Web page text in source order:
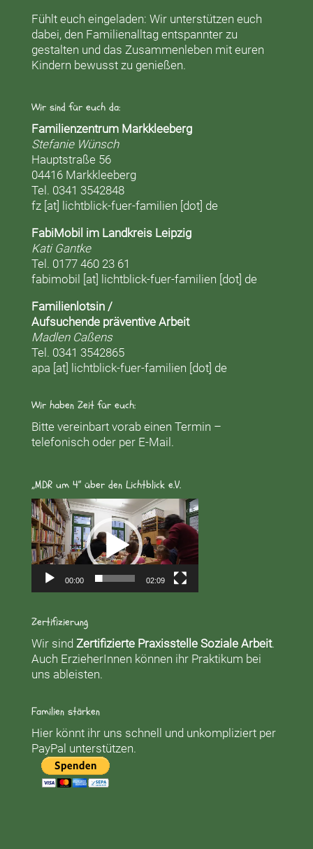
Fühlt euch eingeladen: Wir unterstützen euch
dabei, den Familienalltag entspannter zu
gestalten und das Zusammenleben mit euren
Kindern bewusst zu genießen.
Wir sind für euch da:
Familienzentrum Markkleeberg
Stefanie Wünsch
Hauptstraße 56
04416 Markkleeberg
Tel. 0341 3542848
fz [at] lichtblick-fuer-familien [dot] de
FabiMobil im Landkreis Leipzig
Kati Gantke
Tel. 0177 460 23 61
fabimobil [at] lichtblick-fuer-familien [dot] de
Familienlotsin /
Aufsuchende präventive Arbeit
Madlen Caßens
Tel. 0341 3542865
apa [at] lichtblick-fuer-familien [dot] de
Wir haben Zeit für euch:
Bitte vereinbart vorab einen Termin –
telefonisch oder per E-Mail.
„MDR um 4“ über den Lichtblick e.V.
Video-
Player
00:00 02:09
Zertifizierung
Wir sind Zertifizierte Praxisstelle Soziale Arbeit.
Auch ErzieherInnen können ihr Praktikum bei
uns ableisten.
Familien stärken
Hier könnt ihr uns schnell und unkompliziert per
PayPal unterstützen.